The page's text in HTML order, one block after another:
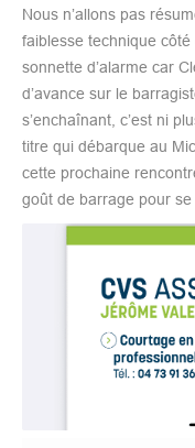
Nous n’allons pas
faiblesse technique
sonnette d’alarme car
d’avance sur le
s’enchaînant, c’est ni
titre qui débarque au
cette prochaine
goût de barrage pour se